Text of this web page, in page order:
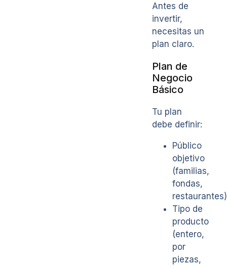
Antes de
invertir,
necesitas un
plan claro.
Plan de
Negocio
Básico
Tu plan
debe definir:
Público
objetivo
(familias,
fondas,
restaurantes)
Tipo de
producto
(entero,
por
piezas,